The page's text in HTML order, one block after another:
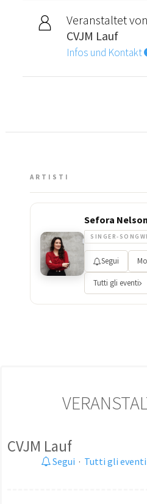
Veranstaltet
CVJM Lauf
Infos und Kontakt
ARTISTI
Sefora Nelson
SINGER-
Segui
Tutti gli eventi
CVJM Lauf
Segui · Tutti gli eventi